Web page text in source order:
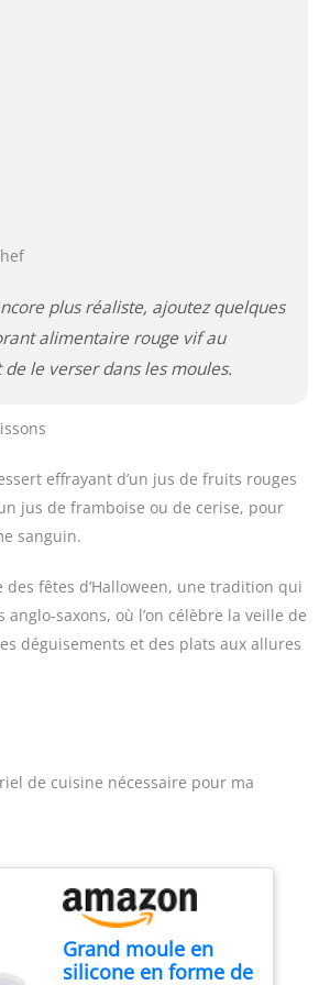
plus réaliste, ajoutez quelques
alimentaire rouge vif au
le verser dans les moules.
effrayant d’un jus de fruits rouges
jus de framboise ou de cerise, pour
sanguin.
des fêtes d’Halloween, une tradition qui
anglo-saxons, où l’on célèbre la veille de
déguisements et des plats aux allures
de cuisine nécessaire pour ma
Grand moule en
silicone en forme de